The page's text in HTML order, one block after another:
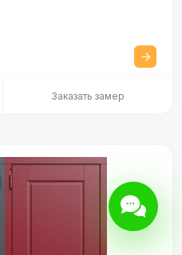
Заказать замер